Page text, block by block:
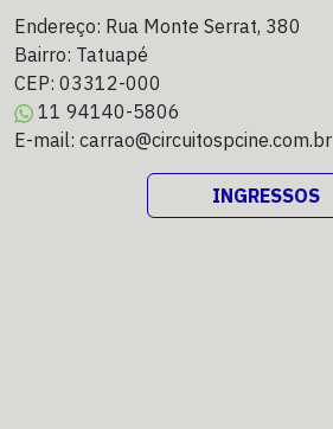
Endereço: Rua Monte Serrat, 380
Bairro: Tatuapé
CEP: 03312-000
11 94140-5806
E-mail: carrao@circuitospcine.com.br
INGRESSOS